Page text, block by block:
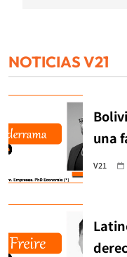
NOTICIAS V21
una
V21